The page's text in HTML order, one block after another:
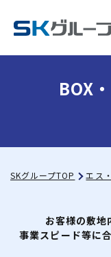
BOX
SKグループTOP エス
お客様の敷地
事業スピード等に